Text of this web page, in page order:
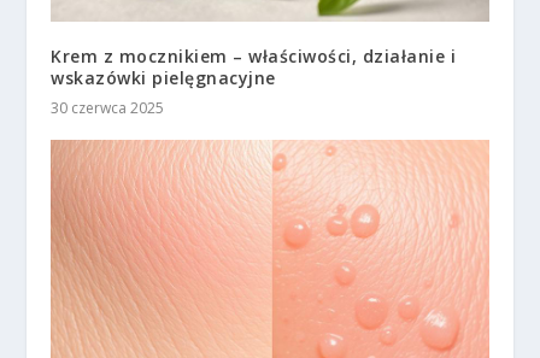
Krem z mocznikiem – właściwości, działanie i
wskazówki pielęgnacyjne
30 czerwca 2025